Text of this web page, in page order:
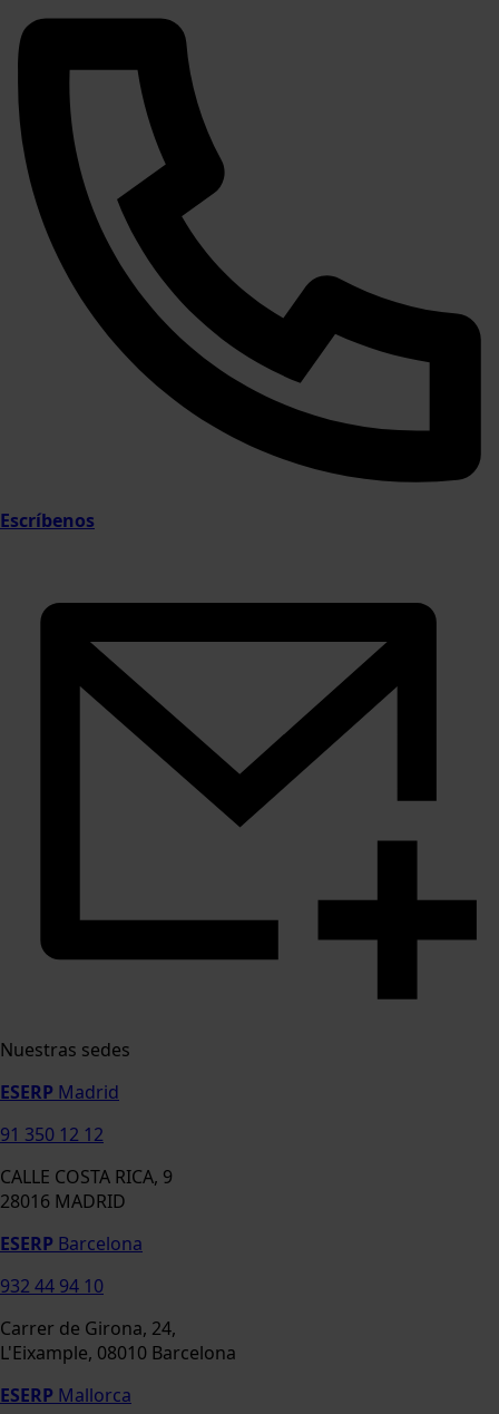
Escríbenos
Nuestras sedes
ESERP Madrid
91 350 12 12
CALLE COSTA RICA, 9
28016 MADRID
ESERP Barcelona
932 44 94 10
Carrer de Girona, 24,
L'Eixample, 08010 Barcelona
ESERP Mallorca